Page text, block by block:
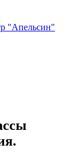
"Апельсин"